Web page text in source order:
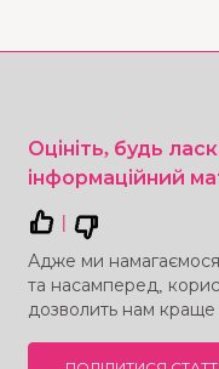
Оцініть, будь
інформаційний
|
Адже ми
та насамперед,
дозволить нам краще